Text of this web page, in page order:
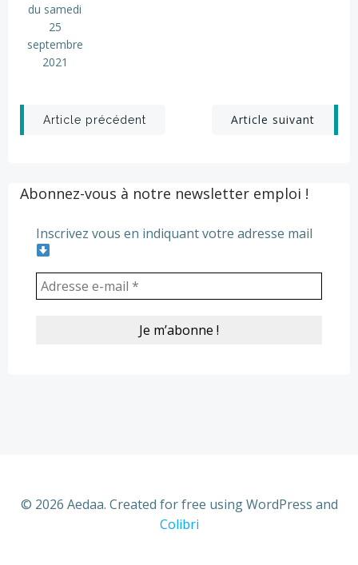
du samedi
25
septembre
2021
Post
Article précédent
PostArticle suivant
Abonnez-vous à notre newsletter emploi !
Inscrivez vous en indiquant votre adresse mail
© 2026 Aedaa. Created for free using WordPress and
Colibri